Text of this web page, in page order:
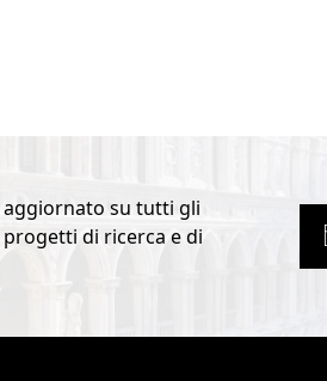
su tutti gli
di ricerca e di